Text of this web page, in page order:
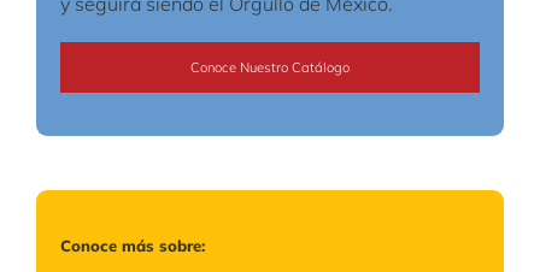
Conoce Nuestro Catálogo
Conoce más sobre: